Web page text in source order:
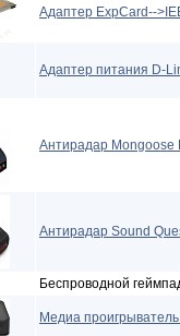
Адаптер ExpCard--
Адаптер питания D-
Антирадар Mongoose
Антирадар Sound
Беспроводной
Медиа